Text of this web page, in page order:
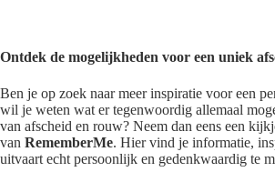
Ontdek de mogelijkheden voor een uniek
Ben je op zoek naar meer inspiratie voor een
wil je weten wat er tegenwoordig allemaal
van afscheid en rouw? Neem dan eens een
van RememberMe. Hier vind je informatie,
uitvaart echt persoonlijk en gedenkwaardig te